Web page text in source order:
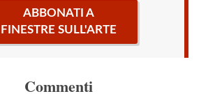
ABBONATI A
FINESTRE SULL'ARTE
Commenti